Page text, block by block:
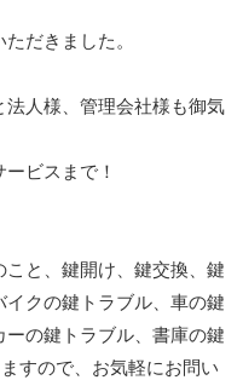
だきました。
人様、管理会社様も御気
ビスまで！
と、鍵開け、鍵交換、鍵
クの鍵トラブル、車の鍵
ーの鍵トラブル、書庫の鍵
すので、お気軽にお問い